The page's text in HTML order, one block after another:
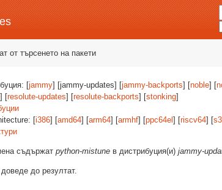
от търсенето на пакети
[jammy] [jammy-updates] [jammy-backports] [noble] [
] [resolute-updates] [resolute-backports] [stonking]
[i386] [amd64] [arm64] [armhf] [ppc64el ] [riscv64] [
съдържат python-mistune в дистрибуция(и) jammy-
до резултат.